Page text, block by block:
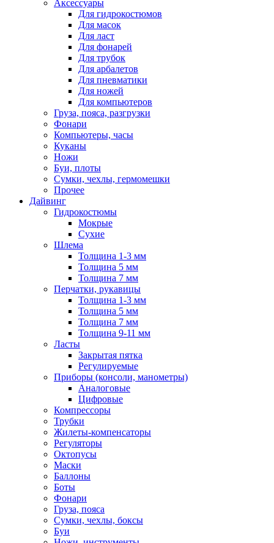
Аксессуары
Для гидрокостюмов
Для масок
Для ласт
Для фонарей
Для трубок
Для арбалетов
Для пневматики
Для ножей
Для компьютеров
Груза, пояса, разгрузки
Фонари
Компьютеры, часы
Куканы
Ножи
Буи, плоты
Сумки, чехлы, гермомешки
Прочее
Дайвинг
Гидрокостюмы
Мокрые
Сухие
Шлема
Толщина 1-3 мм
Толщина 5 мм
Толщина 7 мм
Перчатки, рукавицы
Толщина 1-3 мм
Толщина 5 мм
Толщина 7 мм
Толщина 9-11 мм
Ласты
Закрытая пятка
Регулируемые
Приборы (консоли, манометры)
Аналоговые
Цифровые
Компрессоры
Трубки
Жилеты-компенсаторы
Регуляторы
Октопусы
Маски
Баллоны
Боты
Фонари
Груза, пояса
Сумки, чехлы, боксы
Буи